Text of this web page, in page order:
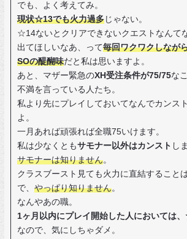
でも、よく考えてみ。
現状☆13でも火力過多 じゃない。
☆14ないとクリアできないクエストなんて
出てほしいなあ、って毎回ワクワクしなが
SOの醍醐味だと私は思いますよ。
あと、マザー緊急のXH受注条件が75/75な
不満を言っている人たち。
私より先にプレイしておいてなんでカンス
よ。
一月あれば頑張れば全職75いけます。
私は少なくともサモナー以外はカンスト し
サモナーは知りません。
クラスブースト見ても火力に直結すること
で、 やっぱり知りません。
なんやあの職。
1ヶ月以内にプレイ開始した人においては
なので、気にしちゃダメ。